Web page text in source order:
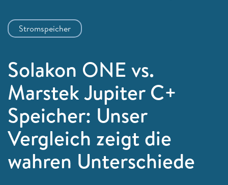
Stromspeicher
Solakon ONE vs.
Marstek Jupiter C+
Speicher: Unser
Vergleich zeigt die
wahren Unterschiede